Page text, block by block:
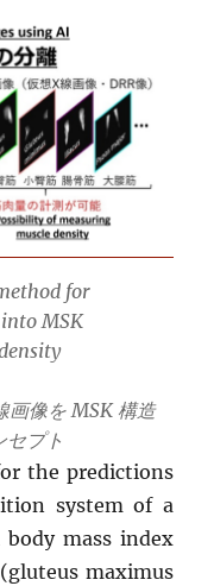
for
MSK
画像を MSK 構造
プト
the predictions
system of a
mass index
maximus